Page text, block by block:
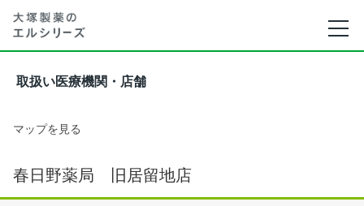
取扱い医療機関・店舗
マップを見る
春日野薬局 旧居留地店